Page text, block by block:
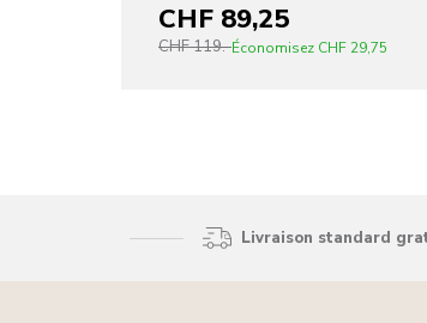
CHF 89,25
CHF 119.-Économisez CHF 29,75
Livraison standard